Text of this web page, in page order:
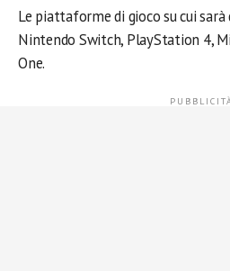
Le piattaforme di gioco su cui
Nintendo Switch, PlayStation 4,
One.